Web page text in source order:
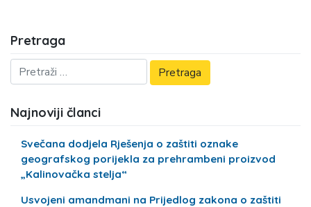
Pretraga
Najnoviji članci
Svečana dodjela Rješenja o zaštiti oznake
geografskog porijekla za prehrambeni proizvod
„Kalinovačka stelja“
Usvojeni amandmani na Prijedlog zakona o zaštiti